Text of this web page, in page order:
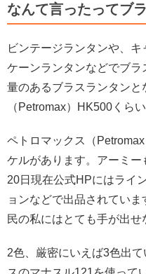
なんて言ったってブ
ビンテージランタンや、
ケーンランタンなどでブ
量のあるブラスランタン
（Petromax）HK500くら
ペトロマックス（
ケルがあります。アーミー
20日現在公式HPにはライ
ョンなどで出品されてい
民の私にはとても手が出せ
2色、厳密にいえば3色出